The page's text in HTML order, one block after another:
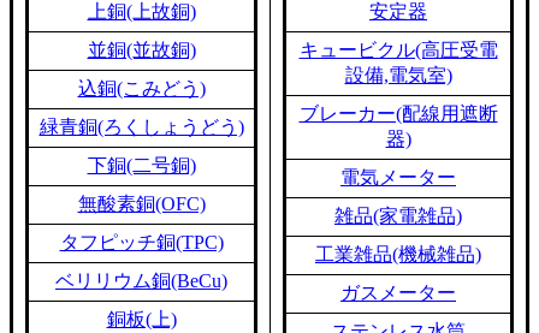
上銅(上故銅)
並銅(並故銅)
込銅(こみどう)
緑青銅(ろくしょうどう)
下銅(二号銅)
無酸素銅(OFC)
タフピッチ銅(TPC)
ベリリウム銅(BeCu)
銅板(上)
安定器
キュービクル(高圧受電
設備,電気室)
ブレーカー(配線用遮断
器)
電気メーター
雑品(家電雑品)
工業雑品(機械雑品)
ガスメーター